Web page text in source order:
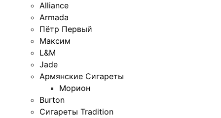
Alliance
Armada
Пётр Первый
Максим
L&M
Jade
Армянские Сигареты
Морион
Burton
Сигареты Tradition